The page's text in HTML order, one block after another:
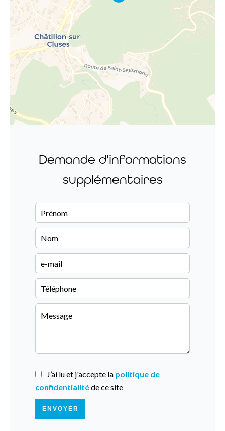
Demande d'informations
supplémentaires
J’ai lu et j'accepte la politique de
confidentialitéde ce site
ENVOYER